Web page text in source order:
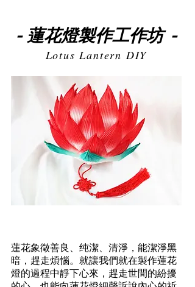
-蓮花燈製作工作坊 -
Lotus Lantern DIY
蓮花象徵善良、纯潔、清淨，能潔淨黑
暗，趕走煩惱。就讓我們就在製作蓮花
燈的過程中靜下心來，趕走世間的紛擾